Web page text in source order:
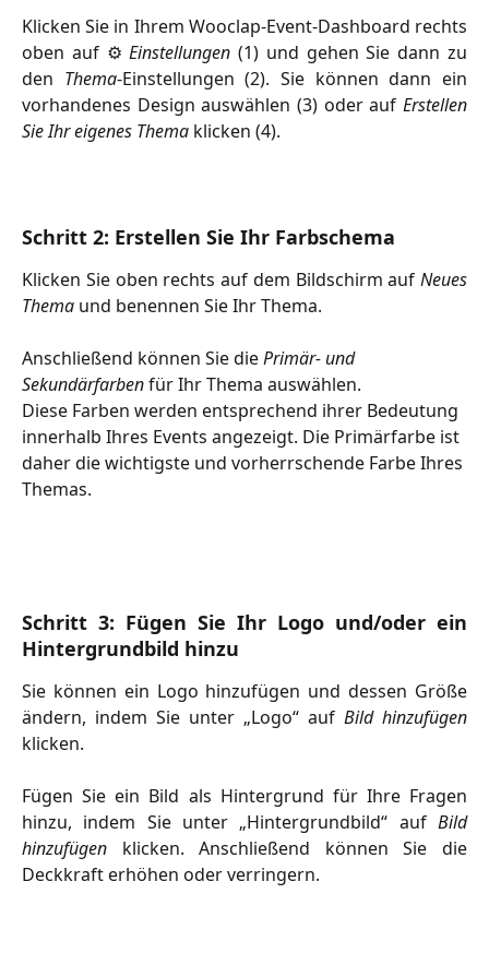
Klicken Sie in Ihrem Wooclap-Event-Dashboard rechts
oben auf ⚙️Einstellungen (1) und gehen Sie dann zu
den Thema-Einstellungen (2). Sie können dann ein
vorhandenes Design auswählen (3) oder auf Erstellen
Sie Ihr eigenes Thema klicken (4).
Schritt 2: Erstellen Sie Ihr Farbschema
Klicken Sie oben rechts auf dem Bildschirm auf Neues
Thema und benennen Sie Ihr Thema.
Anschließend können Sie die Primär- und
Sekundärfarben für Ihr Thema auswählen.
Diese Farben werden entsprechend ihrer Bedeutung
innerhalb Ihres Events angezeigt. Die Primärfarbe ist
daher die wichtigste und vorherrschende Farbe Ihres
Themas.
Schritt 3: Fügen Sie Ihr Logo und/oder ein
Hintergrundbild hinzu
Sie können ein Logo hinzufügen und dessen Größe
ändern, indem Sie unter „Logo“ auf Bild hinzufügen
klicken.
Fügen Sie ein Bild als Hintergrund für Ihre Fragen
hinzu, indem Sie unter „Hintergrundbild“ auf Bild
hinzufügen klicken. Anschließend können Sie die
Deckkraft erhöhen oder verringern.